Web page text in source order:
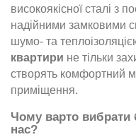
високоякісної сталі з
надійними замковими
шумо- та
квартири не тільки
створять комфортний
приміщення.
Чому варто вибрати
нас?